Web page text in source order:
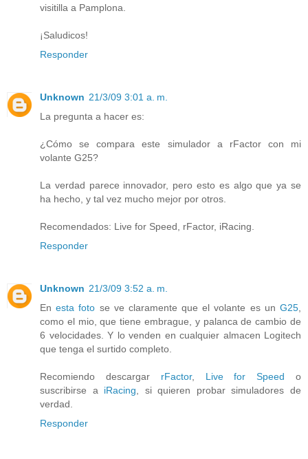
visitilla a Pamplona.
¡Saludicos!
Responder
Unknown 21/3/09 3:01 a. m.
La pregunta a hacer es:
¿Cómo se compara este simulador a rFactor con mi
volante G25?
La verdad parece innovador, pero esto es algo que ya se
ha hecho, y tal vez mucho mejor por otros.
Recomendados: Live for Speed, rFactor, iRacing.
Responder
Unknown 21/3/09 3:52 a. m.
Enesta foto se ve claramente que el volante es unG25
como el mio, que tiene embrague, y palanca de cambio de
6 velocidades. Y lo venden en cualquier almacen Logitech
que tenga el surtido completo.
Recomiendo descargar rFactor, Live for Speed o
suscribirse a iRacing , si quieren probar simuladores de
verdad.
Responder